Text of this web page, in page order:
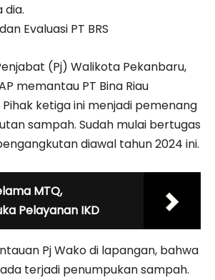
dia.
Evaluasi PT BRS
(Pj) Walikota Pekanbaru,
memantau PT Bina Riau
Pihak ketiga ini menjadi pemenang
sampah. Sudah mulai bertugas
diawal tahun 2024 ini.
MTQ,
Pelayanan IKD
Pj Wako di lapangan, bahwa
terjadi penumpukan sampah.